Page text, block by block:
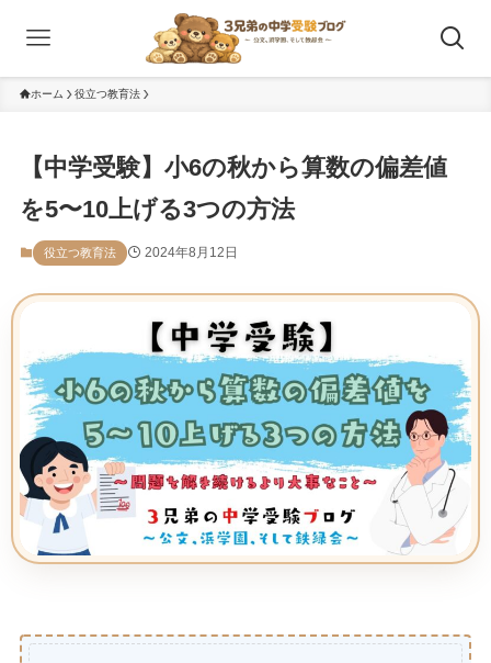
ホーム 役立つ教育法
【中学受験】小6の秋から算数の偏差値
を5〜10上げる3つの方法
役立つ教育法 2024年8月12日